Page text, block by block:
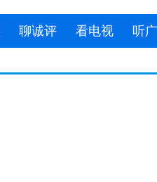
聊诚评 看电视 听